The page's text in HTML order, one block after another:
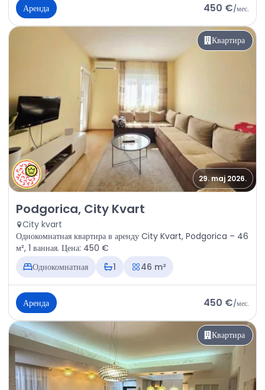
Аренда 450 €/мес.
Квартира
29. maj 2026.
Аренда - Квартира Podgorica, City Kvart
Podgorica, City Kvart
City kvart
Однокомнатная квартира в аренду City Kvart, Podgorica – 46
м², 1 ванная. Цена: 450 €
Однокомнатная
1 46 m²
Аренда 450 €/мес.
Квартира